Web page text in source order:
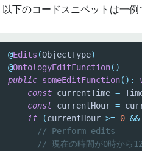
以下のコードスニペットは一例
@Edits (ObjectType)
@OntologyEditFunction( )
public someEditFunction( ) :
const currentTime =
const currentHour =
if (currentHour >= 0 &&
// Perform edits
// 現在の時間が0時から